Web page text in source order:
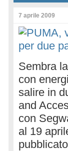
7 aprile 2009
Sembra
con
salire in
and
con
al 19